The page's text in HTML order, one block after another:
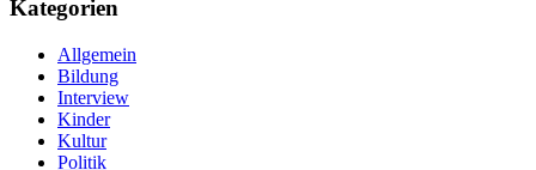
Kategorien
Allgemein
Bildung
Interview
Kinder
Kultur
Politik